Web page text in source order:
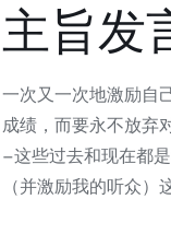
主旨发
一次又一次地激励自
成绩，而要永不放弃
–这些过去和现在都
（并激励我的听众）